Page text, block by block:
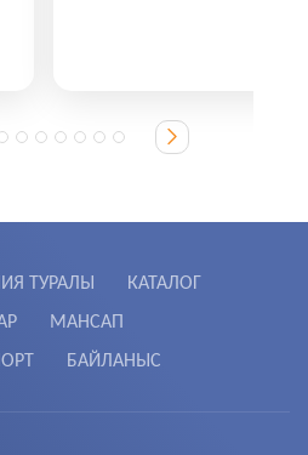
ТУРАЛЫ
КАТАЛОГ
МАНСАП
БАЙЛАНЫС